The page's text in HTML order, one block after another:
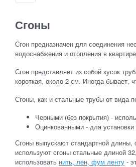
Сгоны
Сгон предназначен для соединения
водоснабжения и отопления в
Сгон представляет из собой кусок
короткая, около 2 см. Иногда бывает,
Сгоны, как и стальные трубы от вида
Черными (без покрытия) -
Оцинкованными - для
Сгоны выпускают стандартной длины,
используют сгоны стальные длиной
использовать нить, лен, фум ленту -